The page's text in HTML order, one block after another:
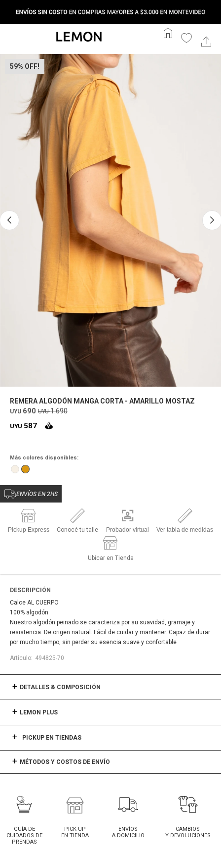
home
59
REMERA ALGODÓN MANGA CORTA - AMARILLO MOSTAZ
UYU 690 UYU 1.690
UYU 587
Más colores disponibles:
ENVÍOS EN 2HS
Pickup Express Conocé tu talle Probador virtual Ver tabla de medidas
Ubicar en Tienda
DESCRIPCIÓN
Calce AL CUERPO
100% algodón
Nuestro algodón peinado se caracteriza por su suavidad, gramaje y
resistencia. De origen natural. Fácil de cuidar y mantener. Capaz de durar
por mucho tiempo, sin perder su esencia suave y confortable
494825-70
DETALLES & COMPOSICIÓN
LEMON PLUS
PICKUP EN TIENDAS
MÉTODOS Y COSTOS DE ENVÍO
GUÍA DE
CUIDADOS DE
PRENDAS
PICK UP
EN TIENDA
ENVÍOS
A DOMICILIO
CAMBIOS
Y DEVOLUCIONES